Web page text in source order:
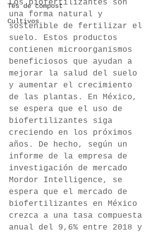
Tés de compost
Cultivos
Los biofertilizantes son
una forma natural y
sostenible de fertilizar el
suelo. Estos productos
contienen microorganismos
beneficiosos que ayudan a
mejorar la salud del suelo
y aumentar el crecimiento
de las plantas. En México,
se espera que el uso de
biofertilizantes siga
creciendo en los próximos
años. De hecho, según un
informe de la empresa de
investigación de mercado
Mordor Intelligence, se
espera que el mercado de
biofertilizantes en México
crezca a una tasa compuesta
anual del 9,6% entre 2018 y